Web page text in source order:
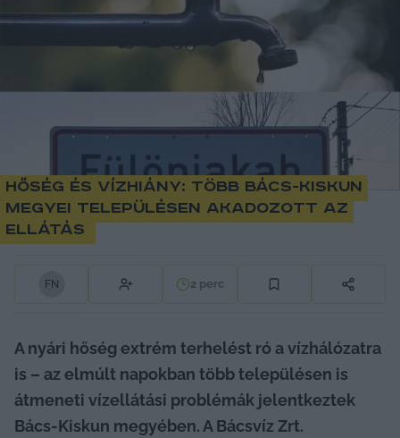
Hőség és vízhiány: több Bács-Kiskun
megyei településen akadozott az
ellátás
FN 2 perc
A nyári hőség extrém terhelést ró a vízhálózatra
is – az elmúlt napokban több településen is
átmeneti vízellátási problémák jelentkeztek
Bács-Kiskun megyében. A Bácsvíz Zrt.